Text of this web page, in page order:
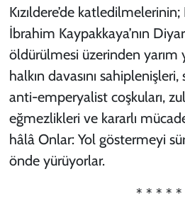
Kızıldere’de katledilmelerinin;
İbrahim Kaypakkaya’nın
öldürülmesi üzerinden yarım
halkın davasını
anti-emperyalist coşkuları,
eğmezlikleri ve kararlı
hâlâ Onlar: Yol göstermeyi
önde yürüyorlar.
* * * * *